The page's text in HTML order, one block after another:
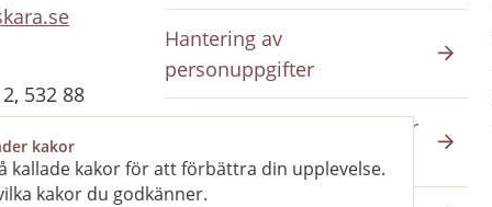
kakor
kallade kakor för att förbättra din upplevelse.
kakor du godkänner.
532 88
Hantering av
personuppgifter
Inloggning på intranätet för
anställda